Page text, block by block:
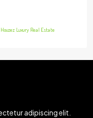
Houzez Luxury Real Estate
adipiscing elit.